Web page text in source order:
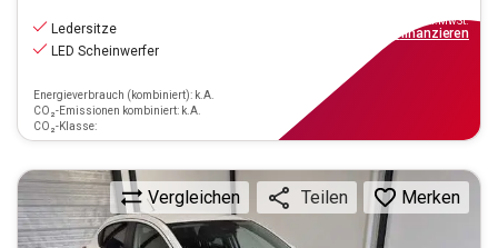
Ledersitze
LED Scheinwerfer
Energieverbrauch (kombiniert): k.A.
CO₂-Emissionen kombiniert: k.A.
CO₂-Klasse:
inkl.MwSt.
finanzieren
Vergleichen Teilen Merken